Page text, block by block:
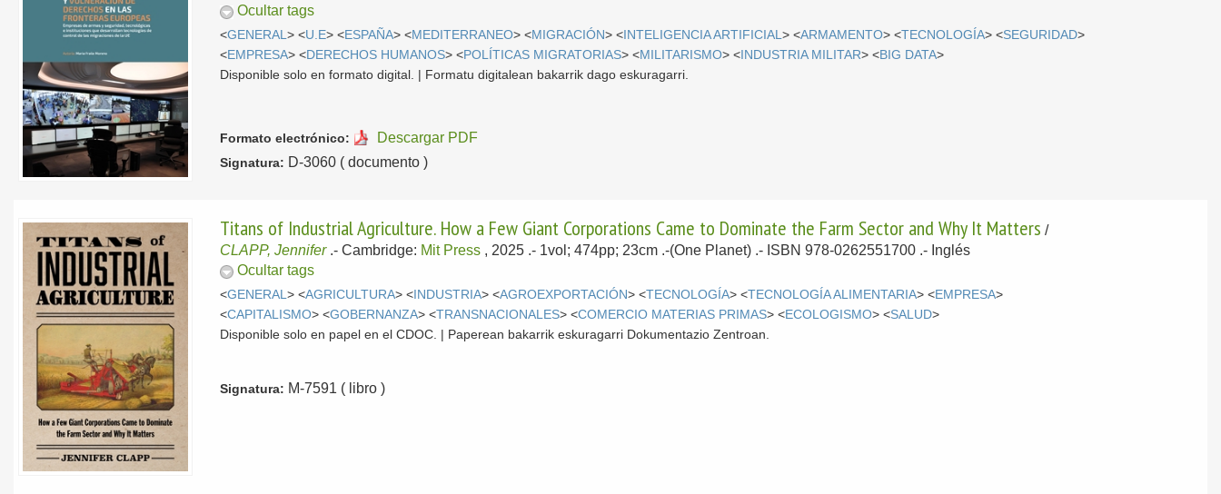
Ocultar tags
<GENERAL> <U.E> <ESPAÑA> <MEDITERRANEO> <MIGRACIÓN> < INTELIGENCIA ARTIFICIAL> <ARMAMENTO> <TECNOLOGÍA> <SEGURIDAD>
<EMPRESA> <DERECHOS HUMANOS> <POLÍTICAS MIGRATORIAS> <MILITARISMO> < INDUSTRIA MILITAR> <BIG DATA>
Disponible solo en formato digital. | Formatu digitalean bakarrik dago eskuragarri.
Formato electrónico: Descargar PDF
Signatura: D-3060 ( documento )
Titans of Industrial Agriculture. How a Few Giant Corporations Came to Dominate the Farm Sector and Why It Matters /
CLAPP, Jennifer .-Cambridge: Mit Press , 2025 .- 1vol; 474pp; 23cm .-(One Planet) .- ISBN 978-0262551700 .- Inglés
Ocultar tags
<GENERAL> <AGRICULTURA> < INDUSTRIA> <AGROEXPORTACIÓN> <TECNOLOGÍA> <TECNOLOGÍA ALIMENTARIA> <EMPRESA>
<CAPITALISMO> <GOBERNANZA> <TRANSNACIONALES> <COMERCIO MATERIAS PRIMAS> <ECOLOGISMO> <SALUD>
Disponible solo en papel en el CDOC. | Paperean bakarrik eskuragarri Dokumentazio Zentroan.
Signatura: M-7591 ( libro )